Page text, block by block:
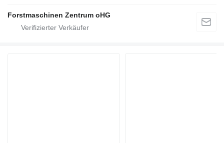
Forstmaschinen Zentrum oHG